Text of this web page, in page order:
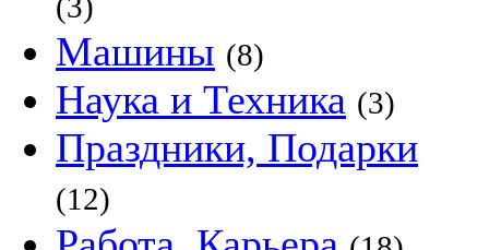
Машины (8)
Наука и Техника (3)
Праздники, Подарки
(12)